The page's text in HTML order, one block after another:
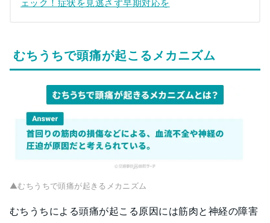
ェック！症状を見逃さず早期対応を
むちうちで頭痛が起こるメカニズム
▲むちうちで頭痛が起きるメカニズム
むちうちによる頭痛が起こる原因には筋肉と神経の障害